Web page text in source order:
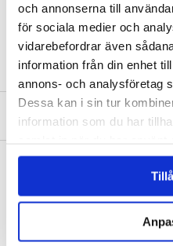
och annonserna till
för sociala medier och
vidarebefordrar även
information från din enhet
annons- och analysföretag
Dessa kan i sin tur
information som du har
Relaterade kategorier:Mobiltillbehör,
SKRIV EN